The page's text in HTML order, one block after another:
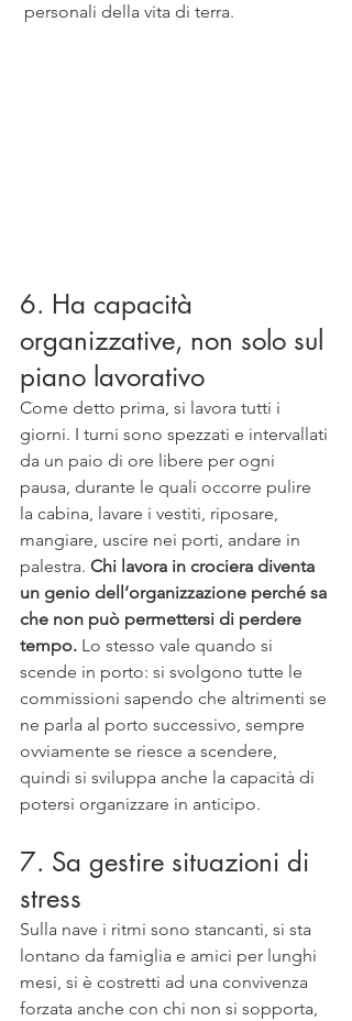
personali della vita di terra.
6. Ha capacità
organizzative, non solo sul
piano lavorativo
Come detto prima, si lavora tutti i
giorni. I turni sono spezzati e intervallati
da un paio di ore libere per ogni
pausa, durante le quali occorre pulire
la cabina, lavare i vestiti, riposare,
mangiare, uscire nei porti, andare in
palestra. Chi lavora in crociera diventa
un genio dell’organizzazione perché sa
che non può permettersi di perdere
tempo. Lo stesso vale quando si
scende in porto: si svolgono tutte le
commissioni sapendo che altrimenti se
ne parla al porto successivo, sempre
ovviamente se riesce a scendere,
quindi si sviluppa anche la capacità di
potersi organizzare in anticipo.
7. Sa gestire situazioni di
stress
Sulla nave i ritmi sono stancanti, si sta
lontano da famiglia e amici per lunghi
mesi, si è costretti ad una convivenza
forzata anche con chi non si sopporta,